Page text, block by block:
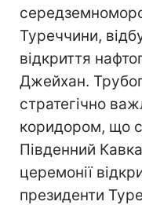
Туреччини,
відкриття
Джейхан.
стратегічно
коридором, що
Південний
церемонії
президенти